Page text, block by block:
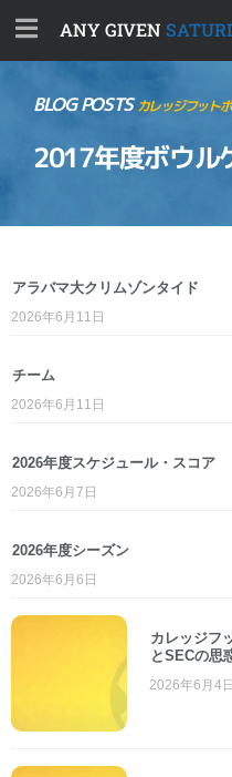
ANY GIVEN
BLOG POSTSカレッジフット
2017年度ボウル
アラバマ大クリムゾンタイド
2026年6月11日
チーム
2026年6月11日
2026年度スケジュール・スコア
2026年6月7日
2026年度シーズン
2026年6月6日
カレッジフ
とSECの思
2026年6月4日